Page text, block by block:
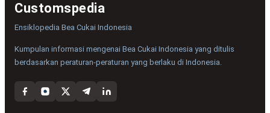
Customspedia
Ensiklopedia Bea Cukai Indonesia
Kumpulan informasi mengenai Bea Cukai Indonesia yang ditulis
berdasarkan peraturan-peraturan yang berlaku di Indonesia.